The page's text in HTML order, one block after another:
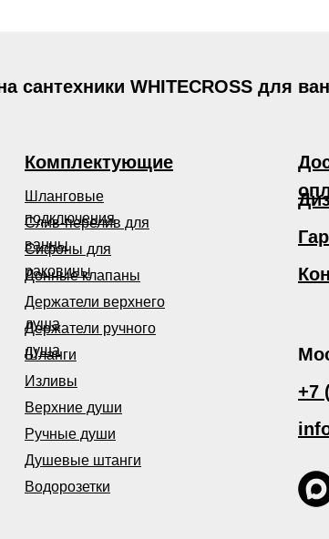
Комплектующие
Шланговые
подключения
Слив-перелив для
ванны
Сифоны для
раковины
Донные клапаны
Держатели верхнего
душа
Держатели ручного
душа
Шланги
Изливы
Верхние души
Ручные души
+7
Душевые штанги
Водорозетки
сантехники WHITECROSS для